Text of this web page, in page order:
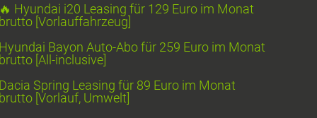
Hyundai i20 Leasing für 129 Euro im Monat
[Vorlauffahrzeug]
Bayon Auto-Abo für 259 Euro im Monat
[All-inclusive]
Spring Leasing für 89 Euro im Monat
[Vorlauf, Umwelt]